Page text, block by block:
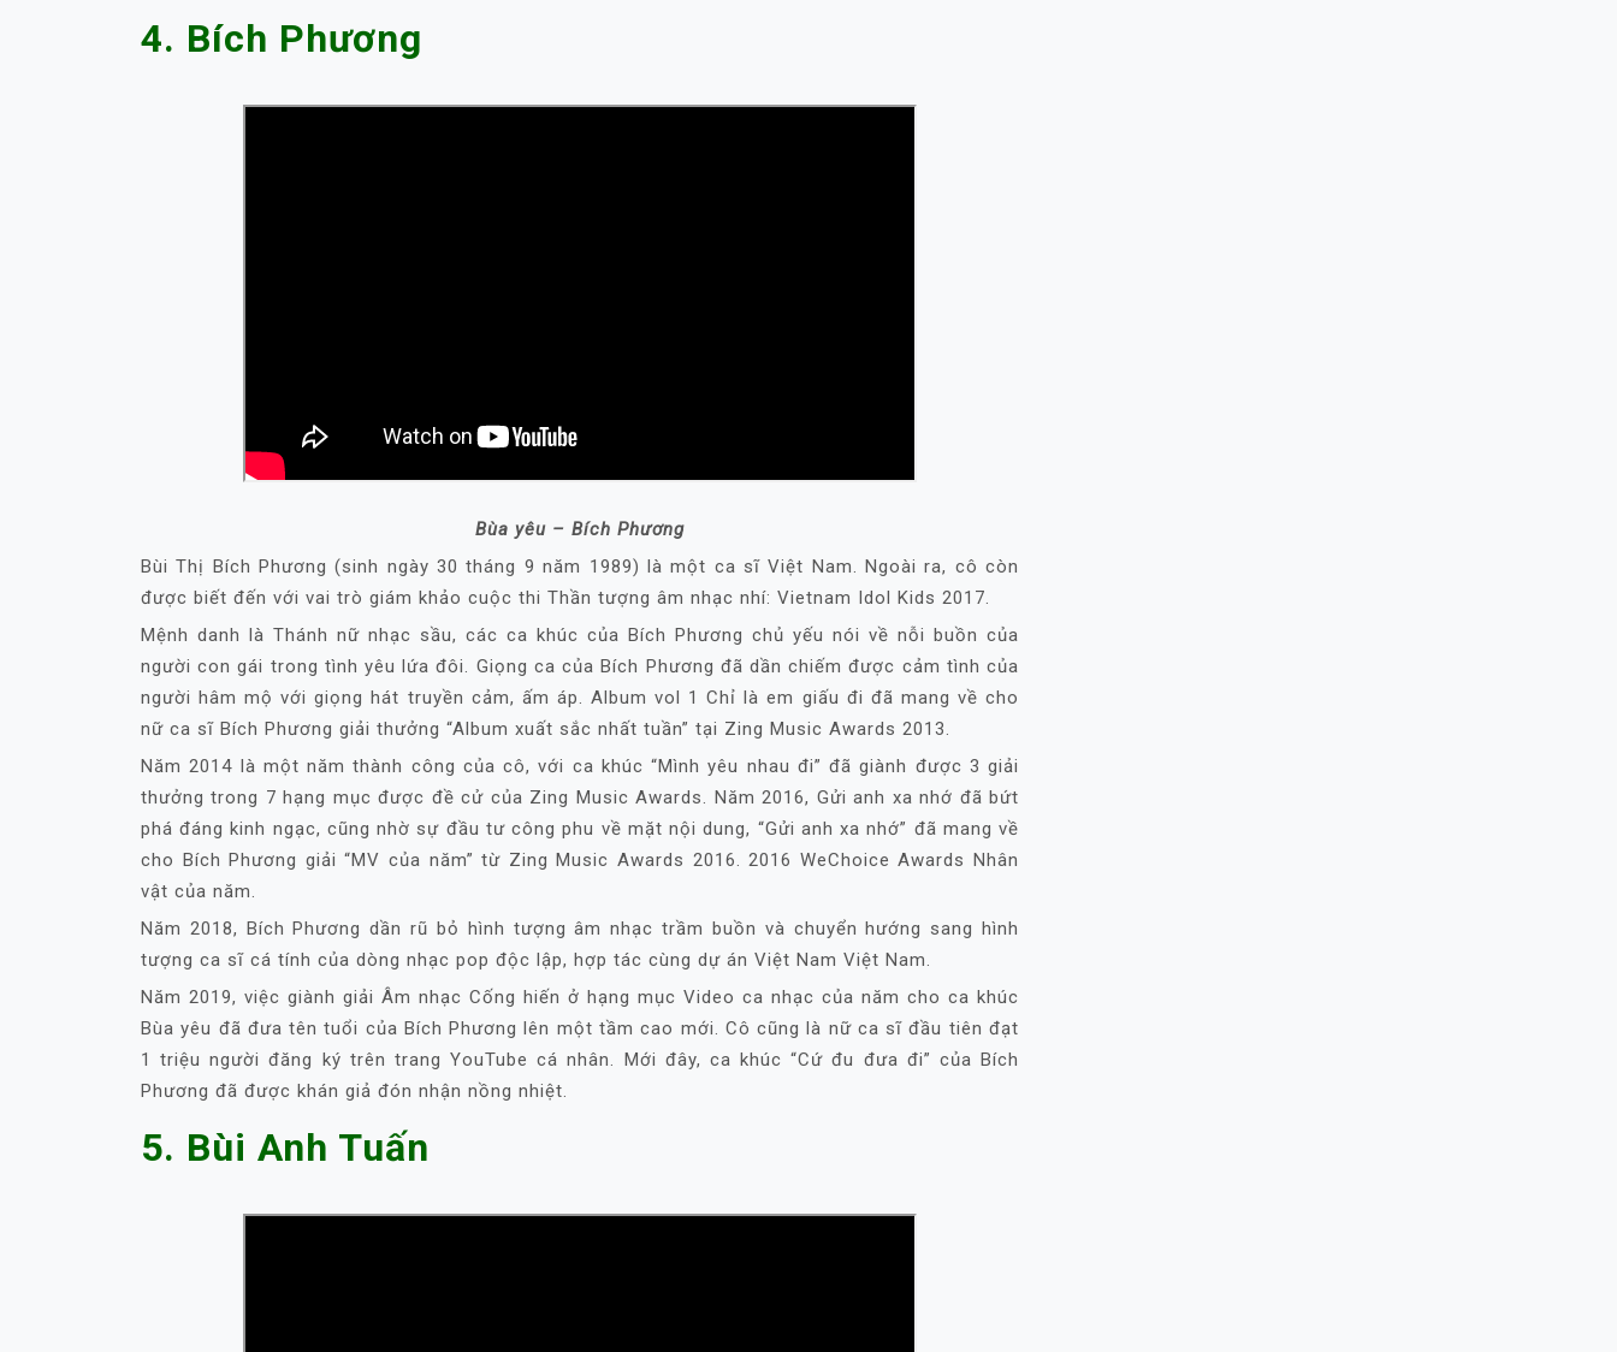
4. Bích Phương
Bùa yêu – Bích Phương
Bùi Thị Bích Phương (sinh ngày 30 tháng 9 năm 1989) là một ca sĩ Việt Nam. Ngoài ra, cô còn
được biết đến với vai trò giám khảo cuộc thi Thần tượng âm nhạc nhí: Vietnam Idol Kids 2017.
Mệnh danh là Thánh nữ nhạc sầu, các ca khúc của Bích Phương chủ yếu nói về nỗi buồn của
người con gái trong tình yêu lứa đôi. Giọng ca của Bích Phương đã dần chiếm được cảm tình của
người hâm mộ với giọng hát truyền cảm, ấm áp. Album vol 1 Chỉ là em giấu đi đã mang về cho
nữ ca sĩ Bích Phương giải thưởng “Album xuất sắc nhất tuần” tại Zing Music Awards 2013.
Năm 2014 là một năm thành công của cô, với ca khúc “Mình yêu nhau đi” đã giành được 3 giải
thưởng trong 7 hạng mục được đề cử của Zing Music Awards. Năm 2016, Gửi anh xa nhớ đã bứt
phá đáng kinh ngạc, cũng nhờ sự đầu tư công phu về mặt nội dung, “Gửi anh xa nhớ” đã mang về
cho Bích Phương giải “MV của năm” từ Zing Music Awards 2016. 2016 WeChoice Awards Nhân
vật của năm.
Năm 2018, Bích Phương dần rũ bỏ hình tượng âm nhạc trầm buồn và chuyển hướng sang hình
tượng ca sĩ cá tính của dòng nhạc pop độc lập, hợp tác cùng dự án Việt Nam Việt Nam.
Năm 2019, việc giành giải Âm nhạc Cống hiến ở hạng mục Video ca nhạc của năm cho ca khúc
Bùa yêu đã đưa tên tuổi của Bích Phương lên một tầm cao mới. Cô cũng là nữ ca sĩ đầu tiên đạt
1 triệu người đăng ký trên trang YouTube cá nhân. Mới đây, ca khúc “Cứ đu đưa đi” của Bích
Phương đã được khán giả đón nhận nồng nhiệt.
5. Bùi Anh Tuấn